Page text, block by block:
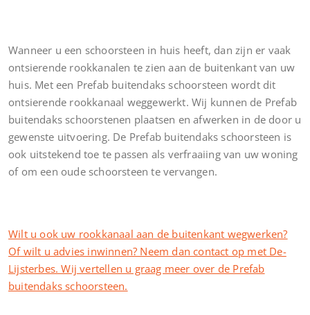
Wanneer u een schoorsteen in huis heeft, dan zijn er vaak
ontsierende rookkanalen te zien aan de buitenkant van uw
huis. Met een Prefab buitendaks schoorsteen wordt dit
ontsierende rookkanaal weggewerkt. Wij kunnen de Prefab
buitendaks schoorstenen plaatsen en afwerken in de door u
gewenste uitvoering. De Prefab buitendaks schoorsteen is
ook uitstekend toe te passen als verfraaiing van uw woning
of om een oude schoorsteen te vervangen.
Wilt u ook uw rookkanaal aan de buitenkant wegwerken?
Of wilt u advies inwinnen? Neem dan contact op met De-
Lijsterbes. Wij vertellen u graag meer over de Prefab
buitendaks schoorsteen.